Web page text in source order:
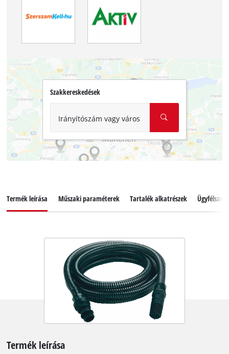
Szakkereskedések
Irányítószám vagy város
Termék leírása Műszaki paraméterek Tartalék alkatrészek
Termék leírása